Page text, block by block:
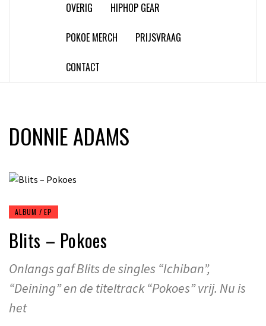
OVERIG
HIPHOP GEAR
POKOE MERCH PRIJSVRAAG
CONTACT
DONNIE ADAMS
ALBUM / EP
Blits – Pokoes
Onlangs gaf Blits de singles “Ichiban”,
“Deining” en de titeltrack “Pokoes” vrij. Nu is
het